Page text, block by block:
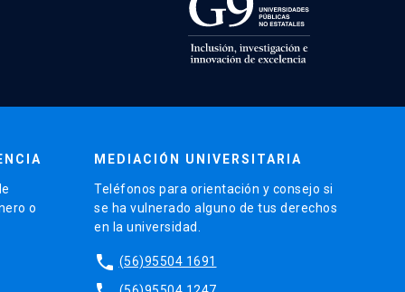
o
MEDIACIÓN UNIVERSITARIA
Teléfonos para orientación y consejo si
se ha vulnerado alguno de tus derechos
en la universidad.
phone (56)95504 1691